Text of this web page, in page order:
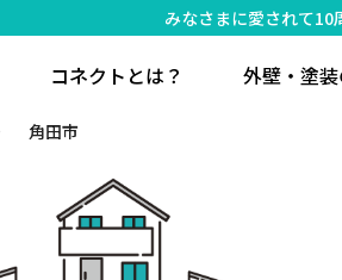
みなさまに愛されて10
コネクトとは？ 外壁・塗
角田市